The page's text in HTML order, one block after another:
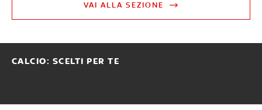
VAI ALLA SEZIONE
CALCIO: SCELTI PER TE